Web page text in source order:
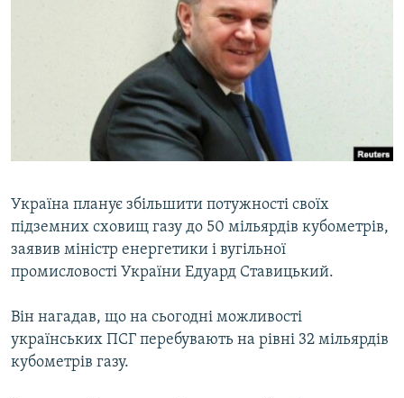
ВІДЕОУРОКИ «ELIFBE»
СВІДЧЕННЯ ОКУПАЦІЇ
УКРАЇНСЬКА ПРОБЛЕМА КРИМУ
ЯК ОБІЙТИ БЛОКУВАННЯ
Усі сайти RFE/RL
Україна планує збільшити потужності своїх
підземних сховищ газу до 50 мільярдів кубометрів,
заявив міністр енергетики і вугільної
промисловості України Едуард Ставицький.
Він нагадав, що на сьогодні можливості
українських ПСГ перебувають на рівні 32 мільярдів
кубометрів газу.